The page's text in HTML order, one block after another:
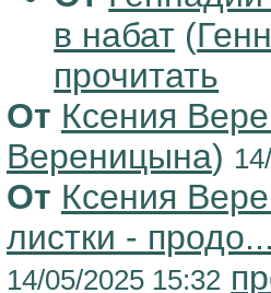
в набат (
прочитать
От Ксения
Вереницына)
От Ксения
листки -
14/05/2025 15:32